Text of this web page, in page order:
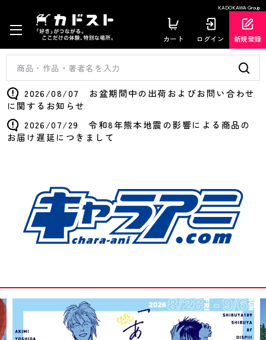
KADOKAWA Group
カート ログイン 新規登録
2026/08/07 お盆期間中の出荷およびお問い合わせ
に関するお知らせ
2026/07/29 令和8年熊本地震の影響による商品の
お届け遅延につきまして